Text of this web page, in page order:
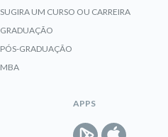
SUGIRA UM CURSO OU CARREIRA
GRADUAÇÃO
PÓS-GRADUAÇÃO
MBA
APPS